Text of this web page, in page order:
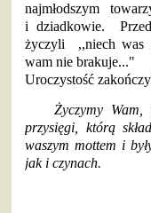
najmłodszym
i dziadkowie.
życzyli ,,niech was
wam nie brakuje..."
Uroczystość
Życzymy Wam,
przysięgi, którą
waszym mottem i
jak i czynach.